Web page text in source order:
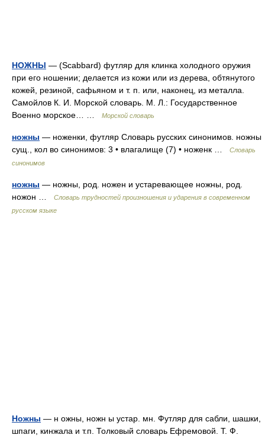
НОЖНЫ — (Scabbard) футляр для клинка холодного оружия
при его ношении; делается из кожи или из дерева, обтянутого
кожей, резиной, сафьяном и т. п. или, наконец, из металла.
Самойлов К. И. Морской словарь. М. Л.: Государственное
Военно морское… …
Морской словарь
ножны — ноженки, футляр Словарь русских синонимов. ножны
сущ., кол во синонимов: 3 • влагалище (7) • ноженк …
Словарь
синонимов
ножны — ножны, род. ножен и устаревающее ножны, род.
ножон …
Словарь трудностей произношения и ударения в современном
русском языке
Ножны — н ожны, ножн ы устар. мн. Футляр для сабли, шашки,
шпаги, кинжала и т.п. Толковый словарь Ефремовой. Т. Ф.